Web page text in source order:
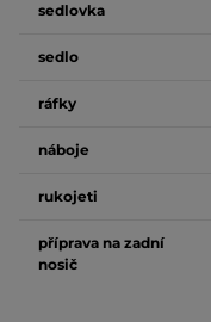
sedlovka
sedlo
ráfky
náboje
rukojeti
příprava na zadní
nosič